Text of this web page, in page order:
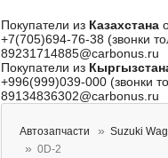
Покупатели из Казахстана
+7(705)694-76-38 (звонки
89231714885@carbonus.ru
Покупатели из
+996(999)039-000 (звонки
89134836302@carbonus.ru
Автозапчасти
Suzuki
0D-2